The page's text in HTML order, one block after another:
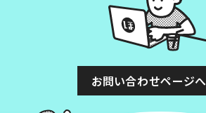
お問い合わせページへ